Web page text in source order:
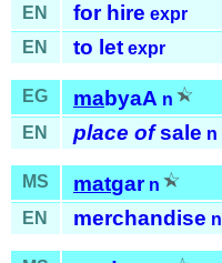
EN for hire expr
EN
to let expr
EG mabyaA n
EN place ofsale n
MS matgar n
EN merchandise n